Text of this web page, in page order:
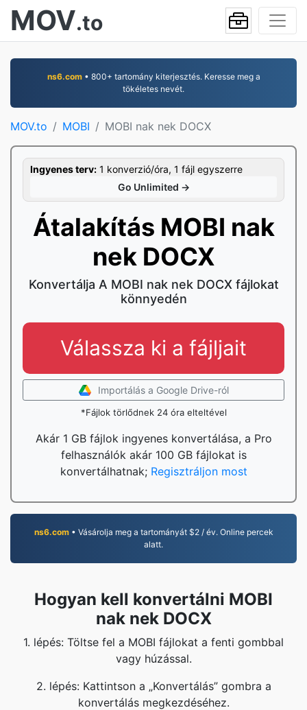
MOV.to
ns6.com• 800+ tartomány kiterjesztés. Keresse meg a
tökéletes nevét.
MOV.to MOBI MOBI nak nek DOCX
Ingyenes terv: 1 konverzió/óra, 1 fájl egyszerre
Go Unlimited →
Átalakítás MOBI nak
nek DOCX
Konvertálja A MOBI nak nek DOCX fájlokat
könnyedén
Válassza ki a fájljait
Importálás a Google Drive-ról
*Fájlok törlődnek 24 óra elteltével
Akár 1 GB fájlok ingyenes konvertálása, a Pro
felhasználók akár 100 GB fájlokat is
konvertálhatnak; Regisztráljon most
ns6.com• Vásárolja meg a tartományát $2 / év. Online percek
alatt.
Hogyan kell konvertálni MOBI
nak nek DOCX
1. lépés: Töltse fel a MOBI fájlokat a fenti gombbal
vagy húzással.
2. lépés: Kattintson a „Konvertálás” gombra a
konvertálás megkezdéséhez.